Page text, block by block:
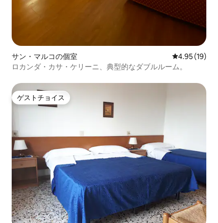
サン・マルコの個室 レビュー19
4.95 (19)
ロカンダ・カサ・ケリーニ、典型的なダブルルーム。
ゲストチョイス
ゲストチョイス